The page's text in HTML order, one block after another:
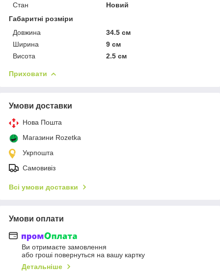
Стан
Новий
Габаритні розміри
Довжина
34.5 см
Ширина
9 см
Висота
2.5 см
Приховати
Умови доставки
Нова Пошта
Магазини Rozetka
Укрпошта
Самовивіз
Всі умови доставки
Умови оплати
Ви отримаєте замовлення
або гроші повернуться на вашу картку
Детальніше